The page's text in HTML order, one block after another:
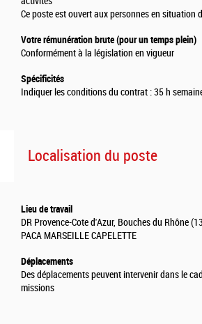
Ce poste est ouvert aux personnes en situation
Votre rémunération brute (pour un temps plein)
Conformément à la législation en vigueur
Spécificités
Indiquer les conditions du contrat : 35 h
Localisation du poste
Lieu de travail
DR Provence-Cote d'Azur, Bouches du Rhône
PACA MARSEILLE CAPELETTE
Déplacements
Des déplacements peuvent intervenir dans le
missions